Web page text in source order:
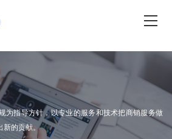
为指导方针，以专业的服务和技术把商销服务做
新的贡献。